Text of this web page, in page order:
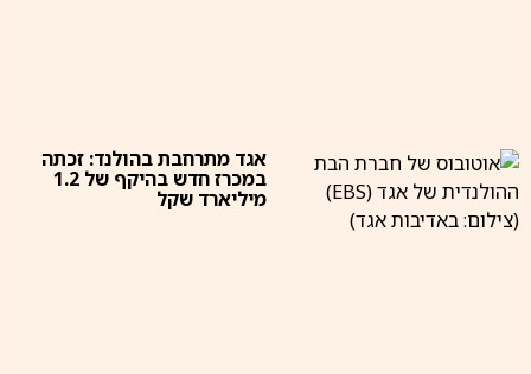
אגד מתרחבת בהולנד: זכתה
במכרז חדש בהיקף של 1.2
מיליארד שקל